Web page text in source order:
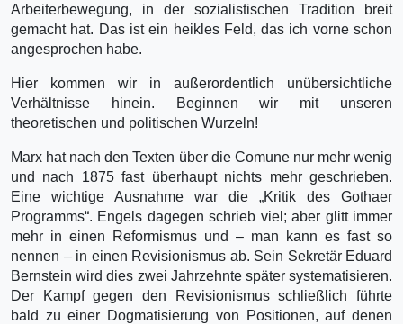
Arbeiterbewegung, in der sozialistischen Tradition breit
gemacht hat. Das ist ein heikles Feld, das ich vorne schon
angesprochen habe.
Hier kommen wir in außerordentlich unübersichtliche
Verhältnisse hinein. Beginnen wir mit unseren
theoretischen und politischen Wurzeln!
Marx hat nach den Texten über die Comune nur mehr wenig
und nach 1875 fast überhaupt nichts mehr geschrieben.
Eine wichtige Ausnahme war die „Kritik des Gothaer
Programms“. Engels dagegen schrieb viel; aber glitt immer
mehr in einen Reformismus und – man kann es fast so
nennen – in einen Revisionismus ab. Sein Sekretär Eduard
Bernstein wird dies zwei Jahrzehnte später systematisieren.
Der Kampf gegen den Revisionismus schließlich führte
bald zu einer Dogmatisierung von Positionen, auf denen